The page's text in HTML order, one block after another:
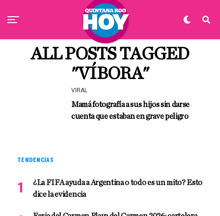
ALL POSTS TAGGED
"VÍBORA"
VIRAL
Mamá fotografía a sus hijos sin darse
cuenta que estaban en grave peligro
TENDENCIAS
¿La FIFA ayuda a Argentina o todo es un mito? Esto
dice la evidencia